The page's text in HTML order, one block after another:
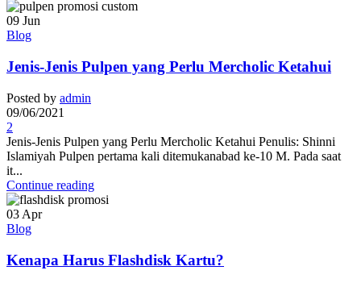
09 Jun
Blog
Jenis-Jenis Pulpen yang Perlu Mercholic Ketahui
Posted by admin
09/06/2021
2
Jenis-Jenis Pulpen yang Perlu Mercholic Ketahui Penulis: Shinni
Islamiyah Pulpen pertama kali ditemukanabad ke-10 M. Pada saat
it...
Continue reading
03 Apr
Blog
Kenapa Harus Flashdisk Kartu?